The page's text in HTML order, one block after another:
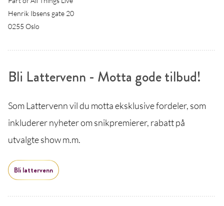
Henrik Ibsens gate 20
0255 Oslo
Bli Lattervenn - Motta gode tilbud!
Som Lattervenn vil du motta eksklusive fordeler, som
inkluderer nyheter om snikpremierer, rabatt på
utvalgte show m.m.
Bli lattervenn